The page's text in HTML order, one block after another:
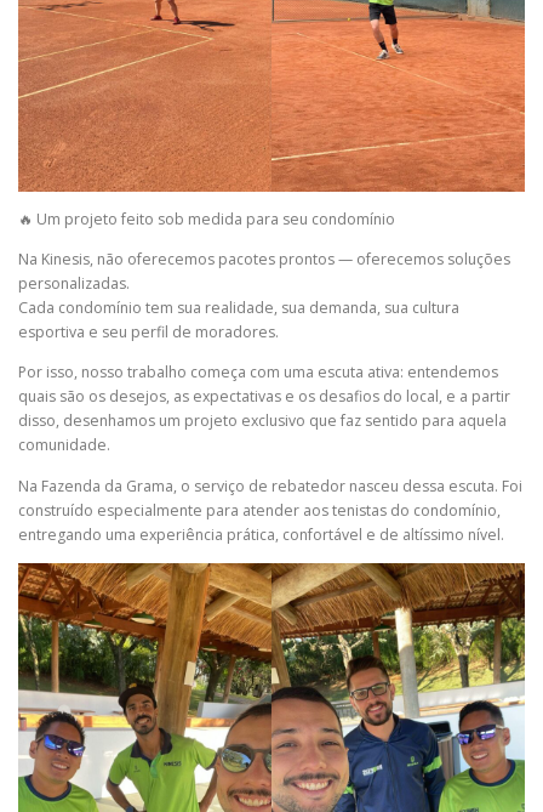
🔥 Um projeto feito sob medida para seu condomínio
Na Kinesis, não oferecemos pacotes prontos — oferecemos soluções
personalizadas.
Cada condomínio tem sua realidade, sua demanda, sua cultura
esportiva e seu perfil de moradores.
Por isso, nosso trabalho começa com uma escuta ativa: entendemos
quais são os desejos, as expectativas e os desafios do local, e a partir
disso, desenhamos um projeto exclusivo que faz sentido para aquela
comunidade.
Na Fazenda da Grama, o serviço de rebatedor nasceu dessa escuta. Foi
construído especialmente para atender aos tenistas do condomínio,
entregando uma experiência prática, confortável e de altíssimo nível.